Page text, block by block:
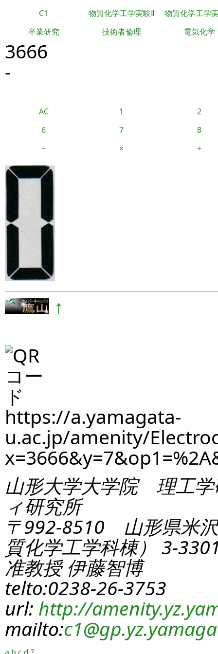
C1 物質化学工学実験Ⅱ
物質化学工学
卒業研究
技術者倫理 電気化学
3666
-
AC 1
2
6
7
8
−
× ÷
↑
https://a.yamagata-
u.ac.jp/amenity/
山形大学大学院 理工学
ィ研究所
〒992-8510 山形県米
質化学工学科棟） 3-
准教授 伊藤智博
telto:0238-26-3753
url: http://
mailto:c1